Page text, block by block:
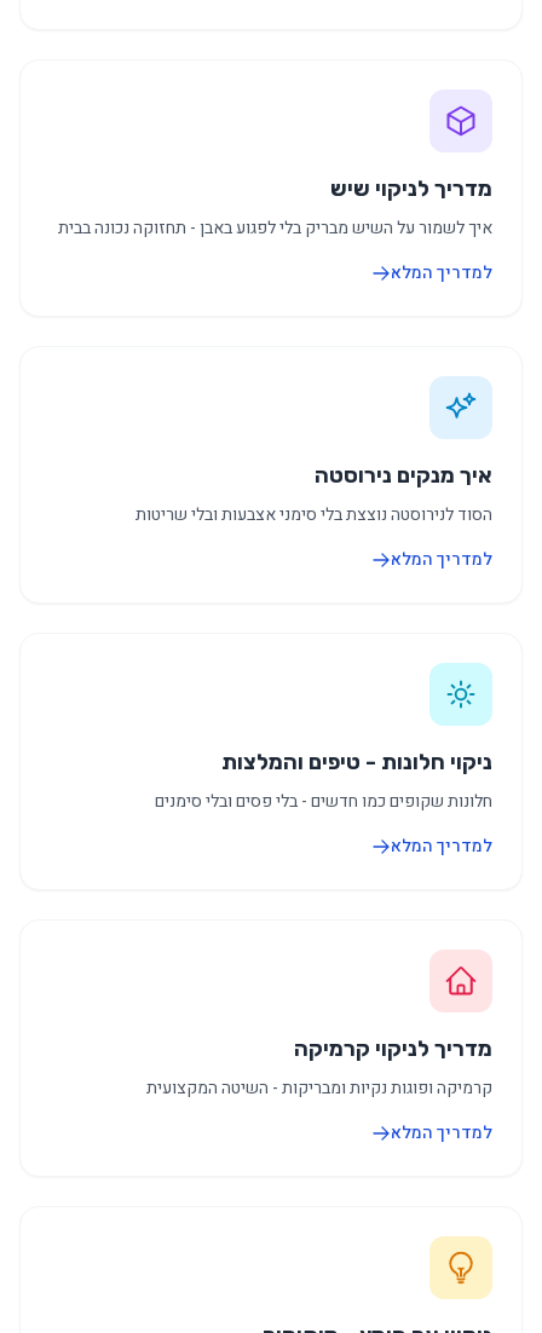
מדריך לניקוי שיש
איך לשמור על השיש מבריק בלי לפגוע באבן - תחזוקה נכונה בבית
למדריך המלא
איך מנקים נירוסטה
הסוד לנירוסטה נוצצת בלי סימני אצבעות ובלי שריטות
למדריך המלא
ניקוי חלונות - טיפים והמלצות
חלונות שקופים כמו חדשים - בלי פסים ובלי סימנים
למדריך המלא
מדריך לניקוי קרמיקה
קרמיקה ופוגות נקיות ומבריקות - השיטה המקצועית
למדריך המלא